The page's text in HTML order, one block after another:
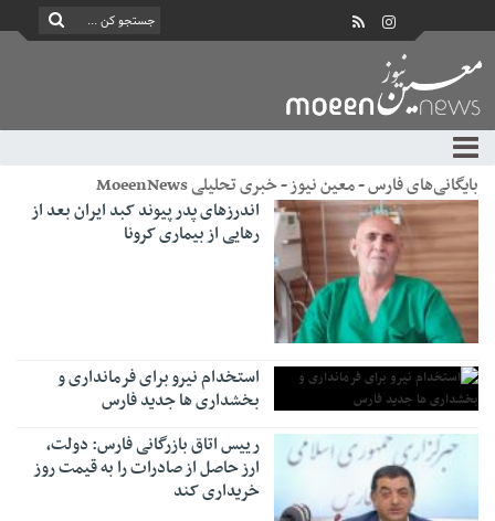
بایگانی‌های فارس - معین نیوز - خبری تحلیلی MoeenNews
اندرزهای پدر پیوند کبد ایران بعد از
رهایی از بیماری کرونا
استخدام نیرو برای فرمانداری و
بخشداری ها جدید فارس
رییس اتاق بازرگانی فارس:‌ دولت،
ارز حاصل از صادرات را به قیمت روز
خریداری کند